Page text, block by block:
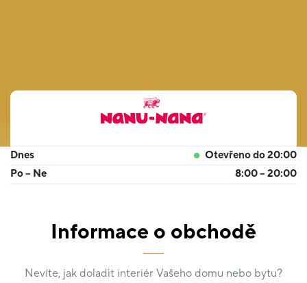
Dnes
Otevřeno do 20:00
Po – Ne
8:00 – 20:00
Informace o obchodě
Nevíte, jak doladit interiér Vašeho domu nebo bytu?